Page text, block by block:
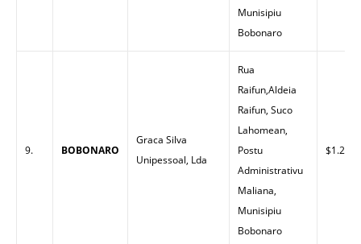
Munisipiu
Bobonaro
9. BOBONARO
Graca Silva
Unipessoal, Lda
Rua
Raifun,Aldeia
Raifun, Suco
Lahomean,
Postu
Administrativu
Maliana,
Munisipiu
Bobonaro
$1.29